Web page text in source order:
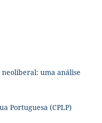
uma análise
Portuguesa (CPLP)